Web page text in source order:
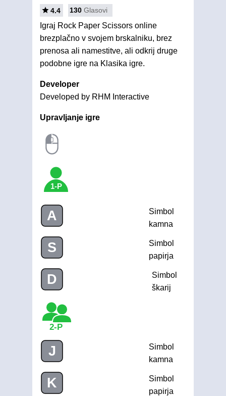
4.4 130 Glasovi
Igraj Rock Paper Scissors online
brezplačno v svojem brskalniku, brez
prenosa ali namestitve, ali odkrij druge
podobne igre na Klasika igre.
Developer
Developed by RHM Interactive
Upravljanje igre
1-P
A
Simbol
kamna
S
Simbol
papirja
D
Simbol
škarij
2-P
J
Simbol
kamna
K
Simbol
papirja